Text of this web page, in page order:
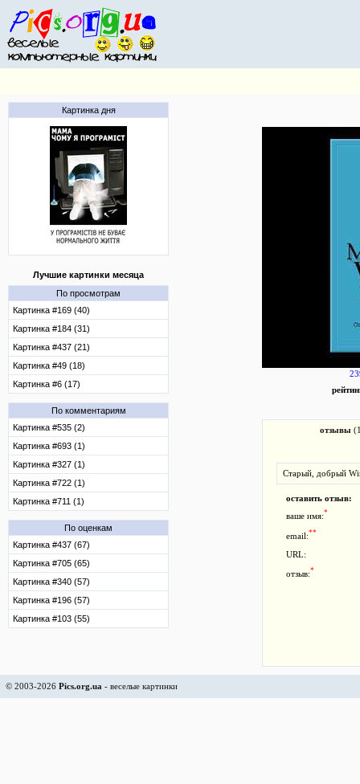
Картинка дня
Лучшие картинки месяца
По просмотрам
Картинка #169 (40)
Картинка #184 (31)
Картинка #437 (21)
Картинка #49 (18)
Картинка #6 (17)
По комментариям
Картинка #535 (2)
Картинка #693 (1)
Картинка #327 (1)
Картинка #722 (1)
Картинка #711 (1)
По оценкам
Картинка #437 (67)
Картинка #705 (65)
Картинка #340 (57)
Картинка #196 (57)
Картинка #103 (55)
отзывы
Старый, добрый
оставить отзыв:
ваше имя:*
email:**
URL:
отзыв:*
© 2003-2026 Pics.org.ua - веселые картинки